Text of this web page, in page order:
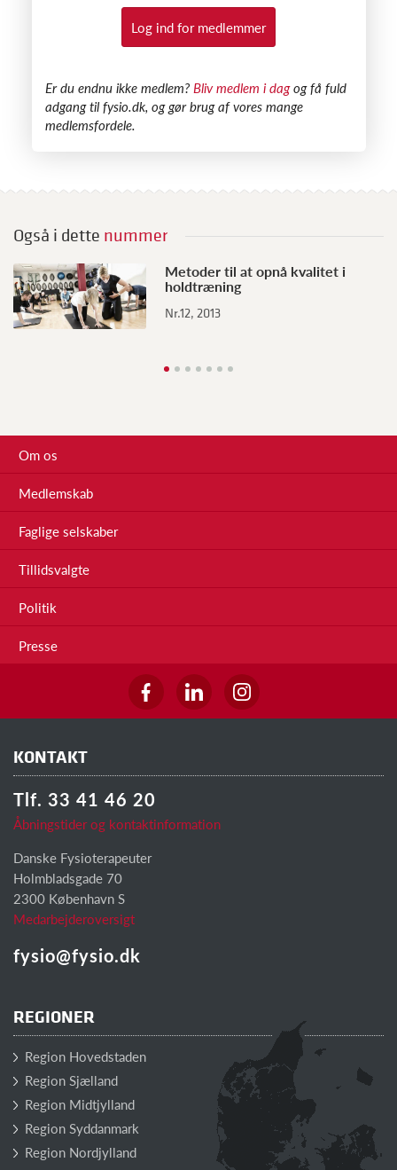
Log ind for medlemmer
​Er du endnu ikke medlem? Bliv medlem i dagog få fuld
adgang til fysio.dk, og gør brug af vores mange
medlemsfordele.
Også i dette nummer
Metoder til at opnå kvalitet i
holdtræning
Nr.12, 2013
Om os
Medlemskab
Faglige selskaber
Tillidsvalgte
Politik
Presse
KONTAKT
Tlf. 33 41 46 20
Åbningstider og kontaktinformation
Danske Fysioterapeuter
Holmbladsgade 70
2300 København S
Medarbejderoversigt
fysio@fysio.dk
REGIONER
Region Hovedstaden
Region Sjælland
Region Midtjylland
Region Syddanmark
Region Nordjylland